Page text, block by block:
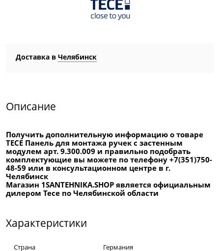
Доставка в Челябинск
Описание
Получить дополнительную информацию о товаре
TECE Панель для монтажа ручек с застенным
модулем арт. 9.300.009 и правильно подобрать
комплектующие вы можете по телефону +7(351)750-
48-59 или в консультационном центре в г.
Челябинск
Магазин 1SANTEHNIKA.SHOP является официальным
дилером Tece по Челябинской области
Характеристики
Страна Германия